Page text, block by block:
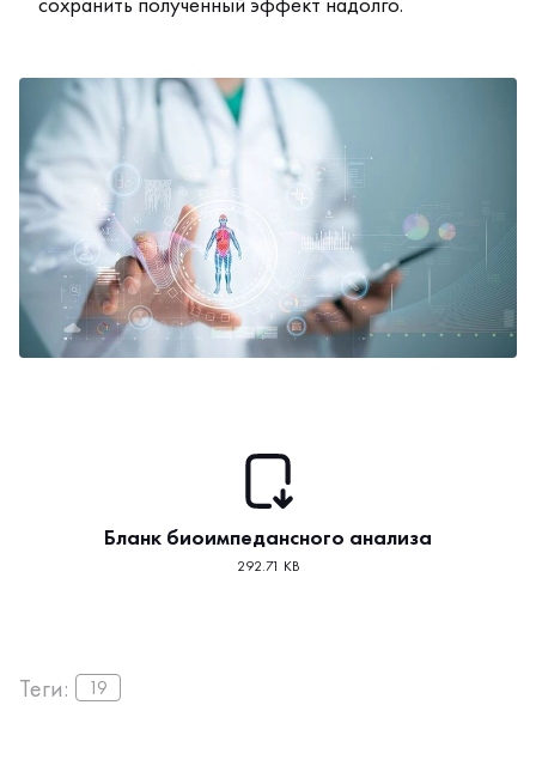
Бланк биоимпедансного анализа
292.71 KB
Теги: 19